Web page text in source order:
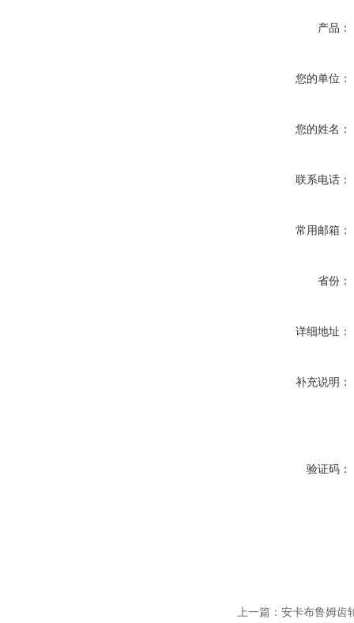
产品：
您的单位：
您的姓名：
联系电话：
常用邮箱：
省份：
详细地址：
补充说明：
验证码：
上一篇： 安卡布鲁姆齿